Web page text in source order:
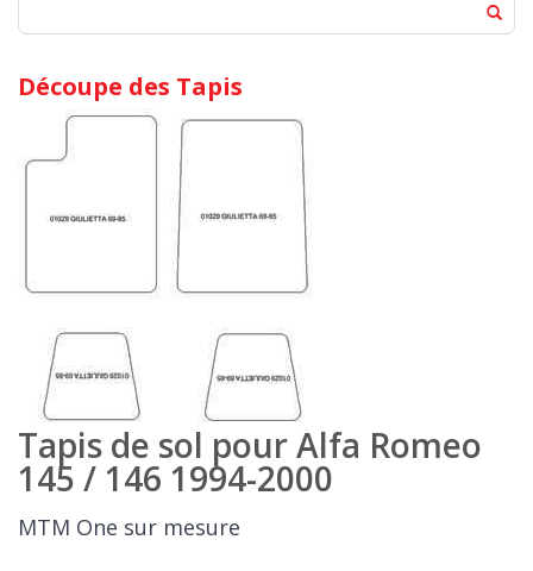
Découpe des Tapis
Tapis de sol pour Alfa Romeo
145 / 146 1994-2000
MTM One sur mesure